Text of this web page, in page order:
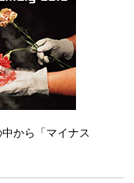
から「マイナス